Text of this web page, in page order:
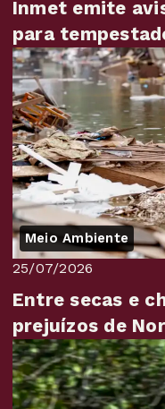
Inmet emite
para
Meio Ambiente
25/07/2026
Entre secas e
prejuízos de